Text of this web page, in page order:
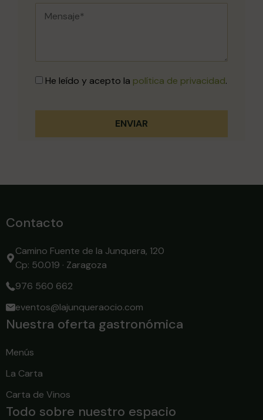
He leído y acepto la política de privacidad.
Contacto
Camino Fuente de la Junquera, 120
Cp: 50.019 · Zaragoza
976 560 662
eventos@lajunqueraocio.com
Nuestra oferta gastronómica
Menús
La Carta
Carta de Vinos
Todo sobre nuestro espacio